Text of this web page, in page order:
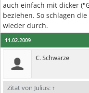
auch einfach mit dicker
beziehen. So schlagen
wieder durch.
11.02.2009
C. Schwarze
Zitat von Julius: ↑